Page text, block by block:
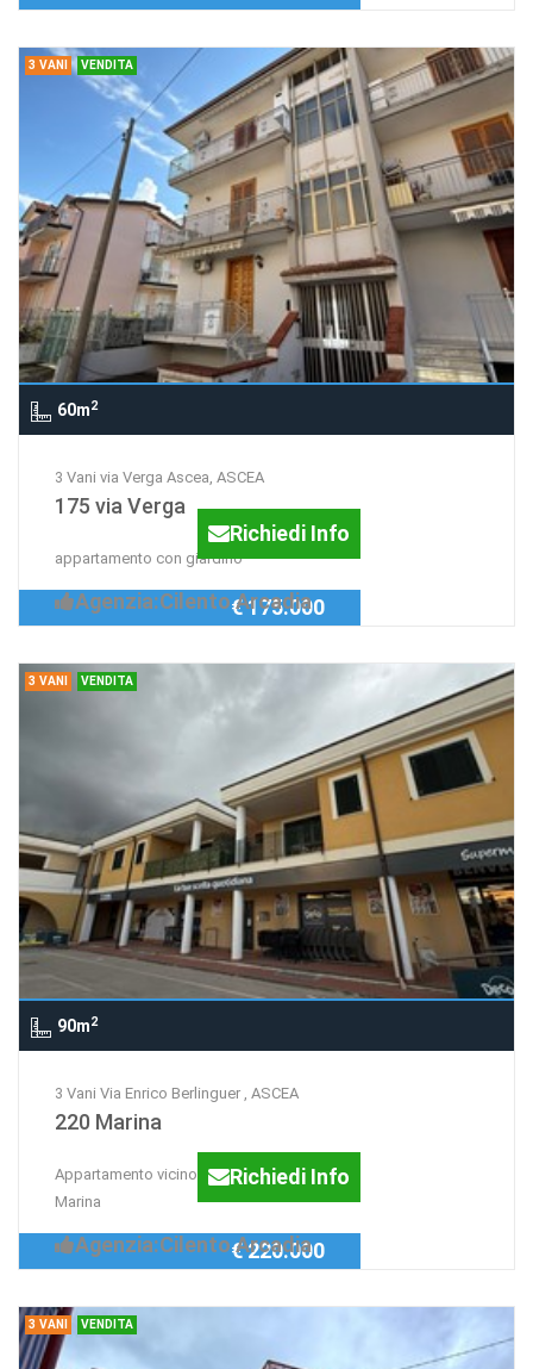
3 VANI VENDITA
60m2
3 Vani via Verga Ascea, ASCEA
175 via Verga
appartamento con giardino
Richiedi Info
Agenzia:Cilento Arcadia
€ 175.000
3 VANI VENDITA
90m2
3 Vani Via Enrico Berlinguer , ASCEA
220 Marina
Appartamento vicino al mare Ascea
Marina
Richiedi Info
Agenzia:Cilento Arcadia
€ 220.000
3 VANI VENDITA